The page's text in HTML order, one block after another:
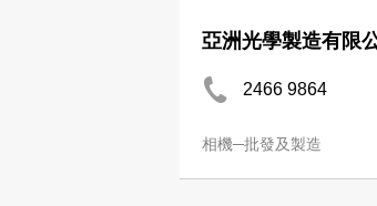
亞洲光學製造有限
2466 9864
相機─批發及製造